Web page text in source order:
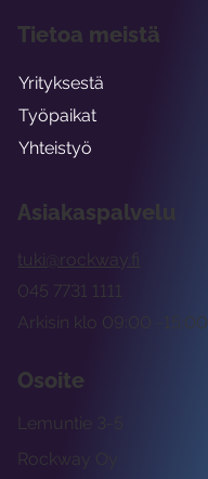
Asiakaspalvelu
tuki@rockway.fi
Arkisin klo 09:00 -15:00
045 7731 1111
Osoite
Rockway Oy
Lemuntie 3-5
Tietoa meistä
Yrityksestä
Työpaikat
Yhteistyö